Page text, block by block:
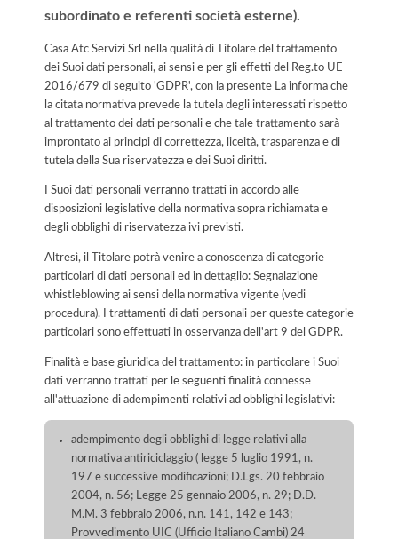
subordinato e referenti società esterne).
Casa Atc Servizi Srl nella qualità di Titolare del trattamento
dei Suoi dati personali, ai sensi e per gli effetti del Reg.to UE
2016/679 di seguito 'GDPR', con la presente La informa che
la citata normativa prevede la tutela degli interessati rispetto
al trattamento dei dati personali e che tale trattamento sarà
improntato ai principi di correttezza, liceità, trasparenza e di
tutela della Sua riservatezza e dei Suoi diritti.
I Suoi dati personali verranno trattati in accordo alle
disposizioni legislative della normativa sopra richiamata e
degli obblighi di riservatezza ivi previsti.
Altresì, il Titolare potrà venire a conoscenza di categorie
particolari di dati personali ed in dettaglio: Segnalazione
whistleblowing ai sensi della normativa vigente (vedi
procedura). I trattamenti di dati personali per queste categorie
particolari sono effettuati in osservanza dell'art 9 del GDPR.
Finalità e base giuridica del trattamento: in particolare i Suoi
dati verranno trattati per le seguenti finalità connesse
all'attuazione di adempimenti relativi ad obblighi legislativi:
adempimento degli obblighi di legge relativi alla
normativa antiriciclaggio ( legge 5 luglio 1991, n.
197 e successive modificazioni; D.Lgs. 20 febbraio
2004, n. 56; Legge 25 gennaio 2006, n. 29; D.D.
M.M. 3 febbraio 2006, n.n. 141, 142 e 143;
Provvedimento UIC (Ufficio Italiano Cambi) 24